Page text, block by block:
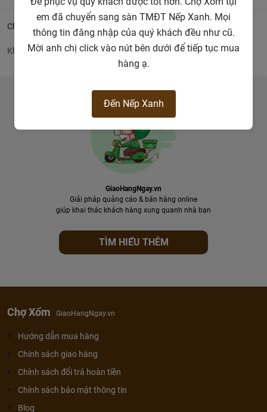
Chi tiết
Khoai lang lệ cần
GiaoHangNgay.vn
Giải pháp quảng cáo & bán hàng online
giúp khai thác khách hàng xung quanh nhà bạn
TÌM HIỂU THÊM
Chợ Xổm GiaoHangNgay.vn
Hướng dẫn mua hàng
Chính sách giao hàng
Chính sách đổi trả hoàn tiền
Chính sách bảo mật thông tin
Blog
em đã chuyển sang sàn TMĐT Nếp Xanh. Mọi
thông tin đăng nhập của quý khách đều như cũ.
Mời anh chị click vào nút bên dưới để tiếp tục mua
hàng ạ.
Đến Nếp Xanh